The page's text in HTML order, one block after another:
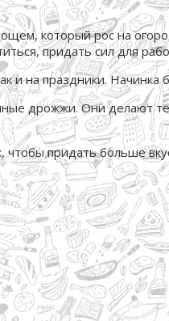
который рос на
придать сил для
и на праздники.
дрожжи. Они делают
придать больше